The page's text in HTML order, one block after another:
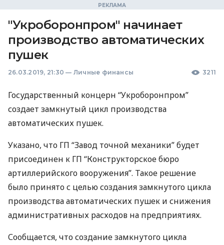
"Укроборонпром" начинает
производство автоматических
пушек
26.03.2019, 21:30 — Личные финансы 3211
Государственный концерн “Укроборонпром”
создает замкнутый цикл производства
автоматических пушек.
Указано, что ГП “Завод точной механики” будет
присоединен к ГП “Конструкторское бюро
артиллерийского вооружения”. Такое решение
было принято с целью создания замкнутого цикла
производства автоматических пушек и снижения
административных расходов на предприятиях.
Сообщается, что создание замкнутого цикла